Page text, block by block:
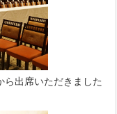
ら出席いただきました